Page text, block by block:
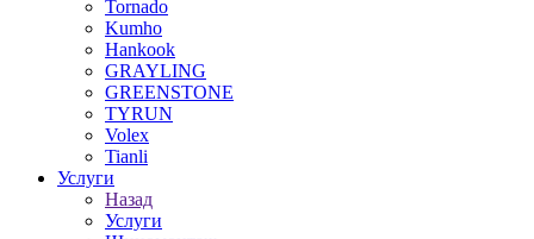
Tornado
Kumho
Hankook
GRAYLING
GREENSTONE
TYRUN
Volex
Tianli
Услуги
Назад
Услуги